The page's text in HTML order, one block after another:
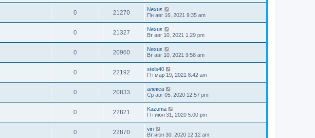
0 21270
Nexus
Пн авг 16, 2021 9:35 am
0 21327
Nexus
Вт авг 10, 2021 1:29 pm
0 20960
Nexus
Вт авг 10, 2021 9:58 am
0 22192
stels40
Пт мар 19, 2021 8:42 am
0 20833
алекса
Ср авг 05, 2020 12:57 pm
0 22821
Kazuma
Пт июл 31, 2020 5:00 pm
0 22870
vin
Вт июн 30, 2020 12:12 am